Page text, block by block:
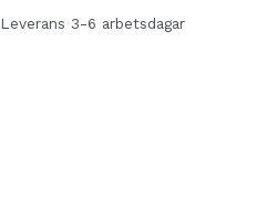
Leverans 3-6 arbetsdagar